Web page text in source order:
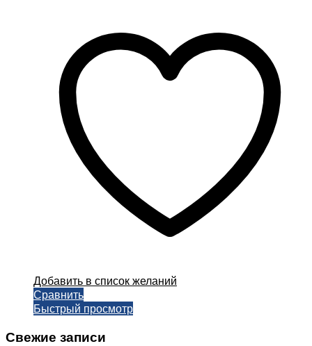
Добавить в список желаний
Сравнить
Быстрый просмотр
Свежие записи